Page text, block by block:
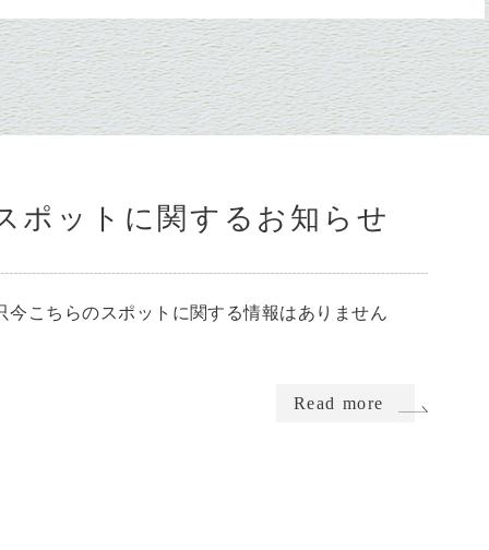
ポットに関するお知らせ
今こちらのスポットに関する情報はありません
Read more